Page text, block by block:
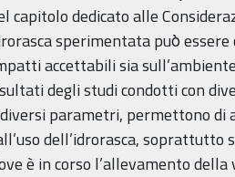
capitolo dedicato alle
sperimentata può̀
accettabili sia
degli studi condotti con
parametri, permettono di
dell’idrorasca, soprattutto
è in corso l’allevamento della